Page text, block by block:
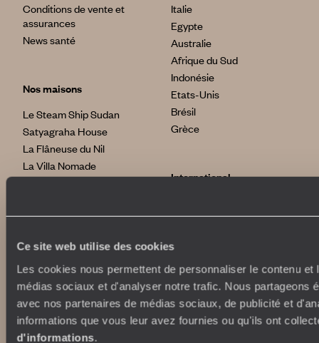
Ce site web utilise des cookies
Les cookies nous permettent de personnaliser le contenu
médias sociaux et d'analyser notre trafic. Nous partageons
avec nos partenaires de médias sociaux, de publicité et
informations que vous leur avez fournies ou qu'ils ont
d'informations.
Conditions de vente et
assurances
News santé
Nos maisons
Le Steam Ship Sudan
Satyagraha House
La Flâneuse du Nil
La Villa Nomade
Italie
Egypte
Australie
Afrique du Sud
Indonésie
Etats-Unis
Brésil
Grèce
International
voyageursdumonde.be
voyageursdumonde.ca
voyageursdumonde.com
originaltravel.co.uk
originaldiving.com
extraordinaryjourneys.com